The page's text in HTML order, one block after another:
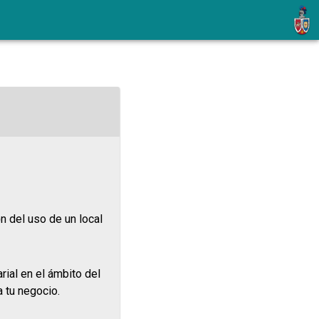
del uso de un local
en el ámbito del
tu negocio.